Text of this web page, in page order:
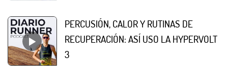
PERCUSIÓN, CALOR Y RUTINAS DE
RECUPERACIÓN: ASÍ USO LA HYPERVOLT
3